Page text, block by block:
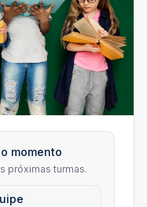
momento
próximas turmas.